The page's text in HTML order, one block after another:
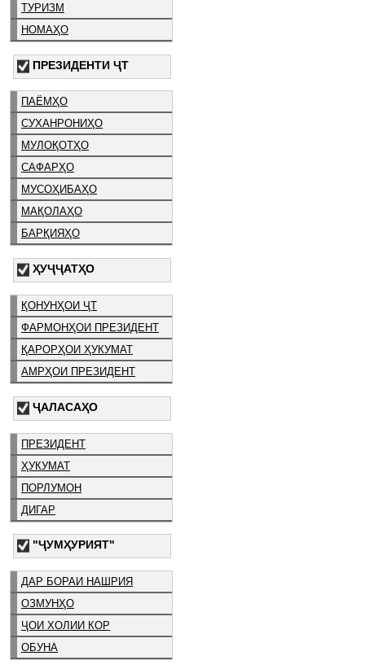
ТУРИЗМ
НОМАҲО
ПРЕЗИДЕНТИ ҶТ
ПАЁМҲО
СУХАНРОНИҲО
МУЛОҚОТҲО
САФАРҲО
МУСОҲИБАҲО
МАҚОЛАҲО
БАРҚИЯҲО
ҲУҶҶАТҲО
ҚОНУНҲОИ ҶТ
ФАРМОНҲОИ ПРЕЗИДЕНТ
ҚАРОРҲОИ ҲУКУМАТ
АМРҲОИ ПРЕЗИДЕНТ
ҶАЛАСАҲО
ПРЕЗИДЕНТ
ҲУКУМАТ
ПОРЛУМОН
ДИГАР
"ҶУМҲУРИЯТ"
ДАР БОРАИ НАШРИЯ
ОЗМУНҲО
ҶОИ ХОЛИИ КОР
ОБУНА